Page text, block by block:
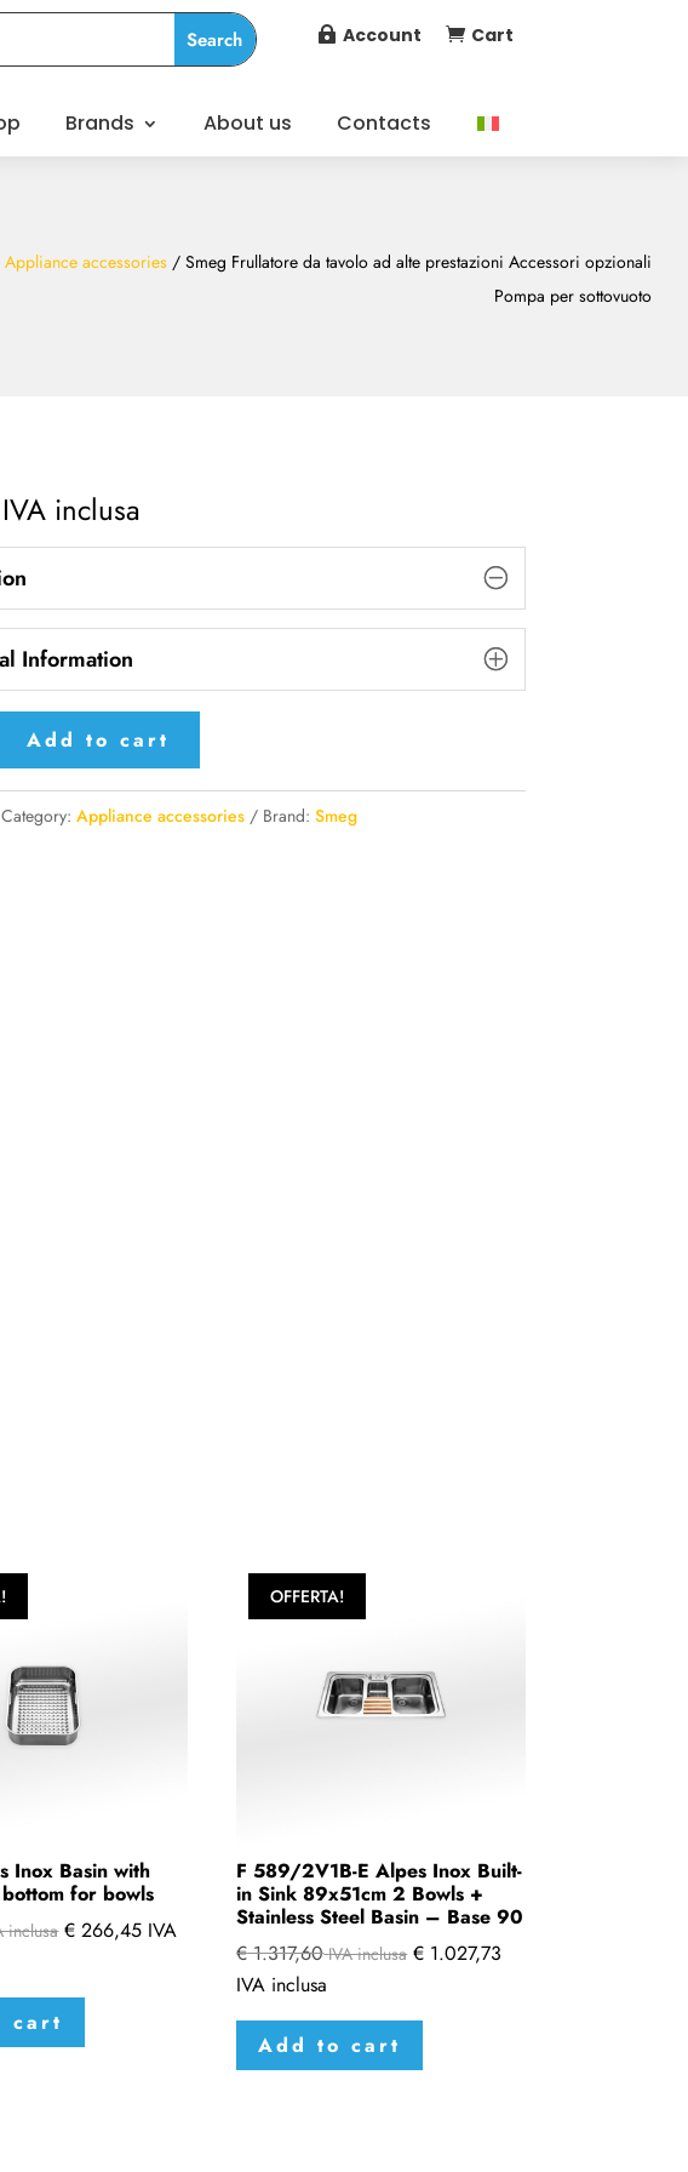
 Account  Cart
Brands About us Contacts
Appliance accessories/ Smeg Frullatore da tavolo ad alte prestazioni Accessori opzionali
Pompa per sottovuoto
IVA inclusa
Information
Add to cart
Category:Appliance accessories Brand:Smeg
Inox Basin with
for bowls
inclusa € 266,45 IVA
cart
OFFERTA!
F 589/2V1B-E Alpes Inox Built-
in Sink 89x51cm 2 Bowls +
Stainless Steel Basin – Base 90
€1.317,60 IVA inclusa € 1.027,73
IVA inclusa
Add to cart